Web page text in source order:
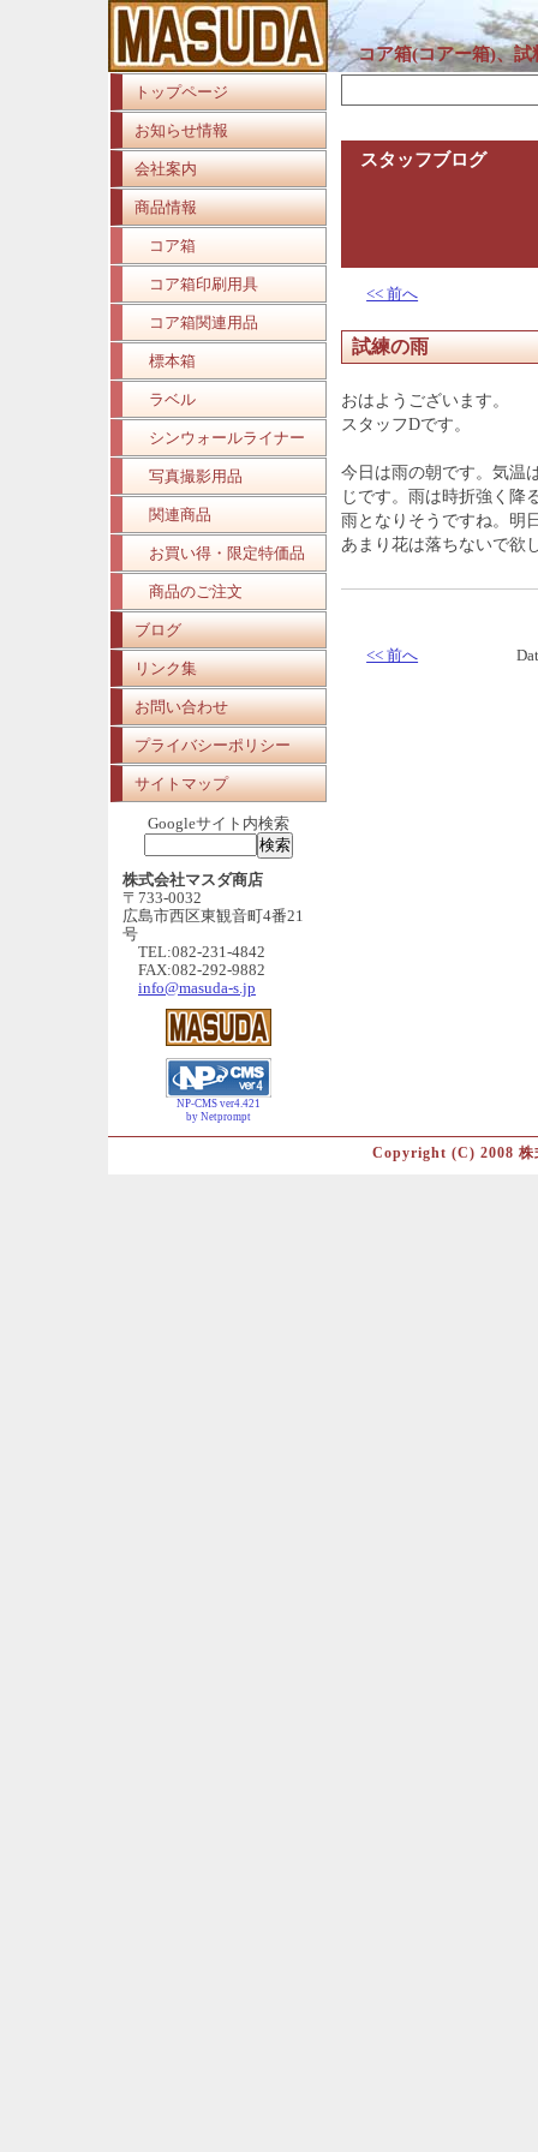
コア箱(コアー箱)、
トップページ
お知らせ情報
会社案内
商品情報
コア箱
コア箱印刷用具
コア箱関連用品
標本箱
ラベル
シンウォールライナー
写真撮影用品
関連商品
お買い得・限定特価品
商品のご注文
ブログ
リンク集
お問い合わせ
プライバシーポリシー
サイトマップ
Googleサイト内検索
株式会社マスダ商店
〒733-0032
広島市西区東観音町4番21
号
TEL:082-231-4842
FAX:082-292-9882
info@masuda-s.jp
NP-CMS ver4.421
by Netprompt
スタッフブログ
<< 前へ
試練の雨
おはようございます。
スタッフDです。
今日は雨の朝です。気温
じです。雨は時折強く降
雨となりそうですね。明
あまり花は落ちないで欲
<< 前へ
Copyright (C) 2008